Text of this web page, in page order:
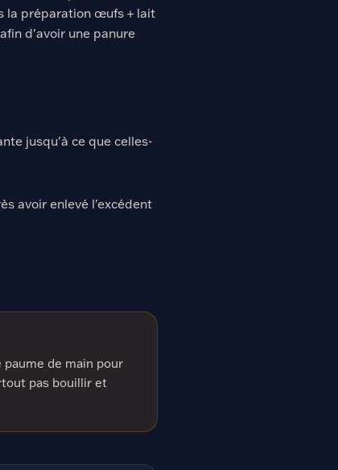
la préparation œufs + lait
d'avoir une panure
jusqu'à ce que celles-
avoir enlevé l'excédent
de main pour
pas bouillir et